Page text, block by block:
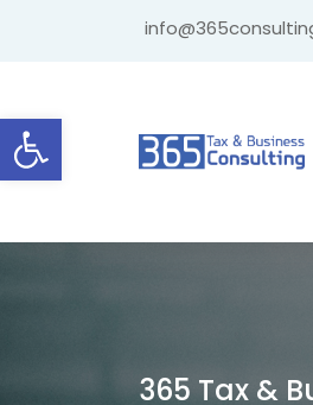
Ανοίξτε τη γραμμή
365 Tax &